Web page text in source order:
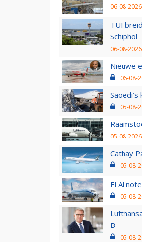
06-08-
TUI
Schiphol
06-08-
Nieuwe
06-08-
05-08-
05-08-
Cathay
05-08-
El Al
05-08-
B
05-08-